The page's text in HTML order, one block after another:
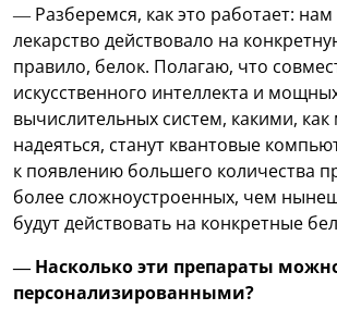
— Разберемся, как это работает:
лекарство действовало на
правило, белок. Полагаю, что
искусственного интеллекта и
вычислительных систем, какими,
надеяться, станут квантовые
к появлению большего количества
более сложноустроенных, чем
будут действовать на конкретные
— Насколько эти препараты
персонализированными?